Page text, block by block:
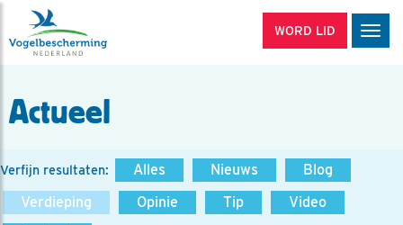
WORD LID
Actueel
Verfijn resultaten: Alles Nieuws
Blog
Verdieping
Opinie Tip
Video